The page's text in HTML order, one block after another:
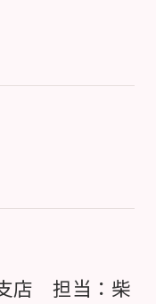
店 担当：柴